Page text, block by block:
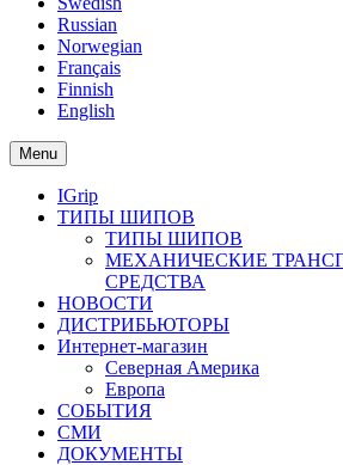
Russian
Norwegian
Français
Finnish
English
Menu
IGrip
ТИПЫ ШИПОВ
ТИПЫ ШИПОВ
МЕХАНИЧЕСКИЕ
СРЕДСТВА
НОВОСТИ
ДИСТРИБЬЮТОРЫ
Интернет-магазин
Северная Америка
Европа
СОБЫТИЯ
СМИ
ДОКУМЕНТЫ